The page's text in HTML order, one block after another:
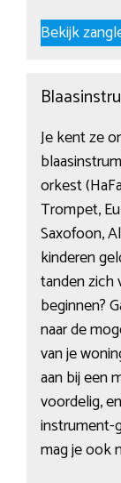
Bekijk
Je kent ze
orkest
Trompet,
Saxofoon,
kinderen
tanden zich
beginnen?
naar de
van je
aan bij een
voordelig,
instrument-
mag je ook